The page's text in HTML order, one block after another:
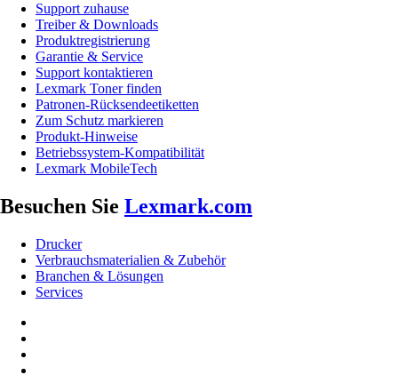
Support zuhause
Treiber & Downloads
Produktregistrierung
Garantie & Service
Support kontaktieren
Lexmark Toner finden
Patronen-Rücksendeetiketten
Zum Schutz markieren
Produkt-Hinweise
Betriebssystem-Kompatibilität
Lexmark MobileTech
Besuchen Sie Lexmark.com
Drucker
Verbrauchsmaterialien & Zubehör
Branchen & Lösungen
Services